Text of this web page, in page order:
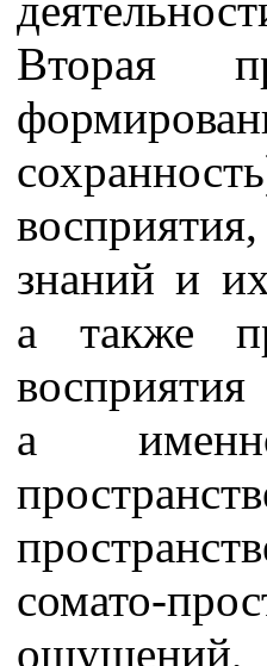
Вторая
знаний и
а также
а
сомато-